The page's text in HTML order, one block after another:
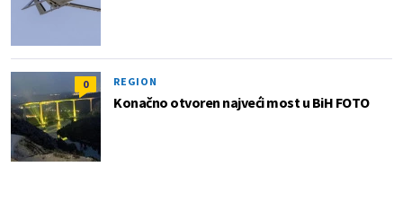
0 REGION
Konačno otvoren najveći most u BiH FOTO